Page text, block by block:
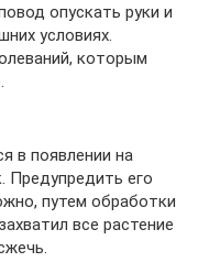
опускать руки и
условиях.
которым
в появлении на
Предупредить его
путем обработки
все растение